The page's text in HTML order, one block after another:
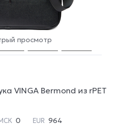
просмотр
VINGA Bermond из rPET
0 EUR 964